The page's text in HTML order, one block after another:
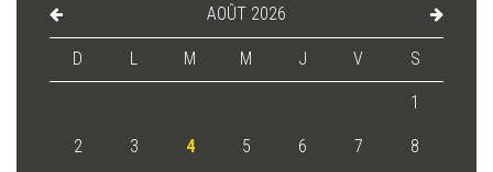
AOÛT 2026
D L M M J V S
1
2 3 4 5 6 7 8